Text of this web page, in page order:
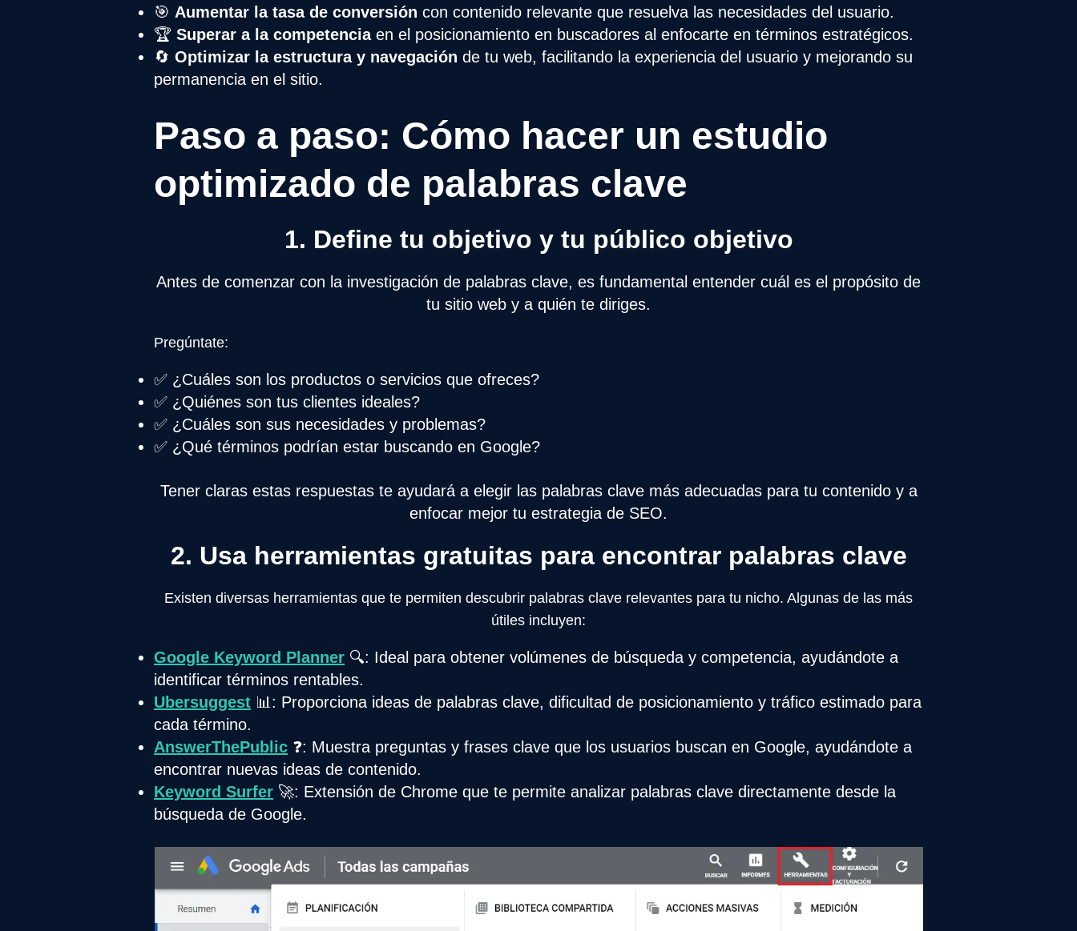
🎯 Aumentar la tasa de conversión con contenido relevante que resuelva las necesidades del usuario.
🏆Superar a la competenciaen el posicionamiento en buscadores al enfocarte en términos estratégicos.
🔄Optimizar la estructura y navegación de tu web, facilitando la experiencia del usuario y mejorando su
permanencia en el sitio.
Paso a paso: Cómo hacer un estudio
optimizado de palabras clave
1. Define tu objetivo y tu público objetivo
Antes de comenzar con la investigación de palabras clave, es fundamental entender cuál es el propósito de
tu sitio web y a quién te diriges.
Pregúntate:
✅ ¿Cuáles son los productos o servicios que ofreces?
✅ ¿Quiénes son tus clientes ideales?
✅ ¿Cuáles son sus necesidades y problemas?
✅ ¿Qué términos podrían estar buscando en Google?
Tener claras estas respuestas te ayudará a elegir las palabras clave más adecuadas para tu contenido y a
enfocar mejor tu estrategia de SEO.
2. Usa herramientas gratuitas para encontrar palabras clave
Existen diversas herramientas que te permiten descubrir palabras clave relevantes para tu nicho. Algunas de las más
útiles incluyen:
Google Keyword Planner 🔍: Ideal para obtener volúmenes de búsqueda y competencia, ayudándote a
identificar términos rentables.
Ubersuggest 📊: Proporciona ideas de palabras clave, dificultad de posicionamiento y tráfico estimado para
cada término.
AnswerThePublic ❓: Muestra preguntas y frases clave que los usuarios buscan en Google, ayudándote a
encontrar nuevas ideas de contenido.
Keyword Surfer 🚀: Extensión de Chrome que te permite analizar palabras clave directamente desde la
búsqueda de Google.